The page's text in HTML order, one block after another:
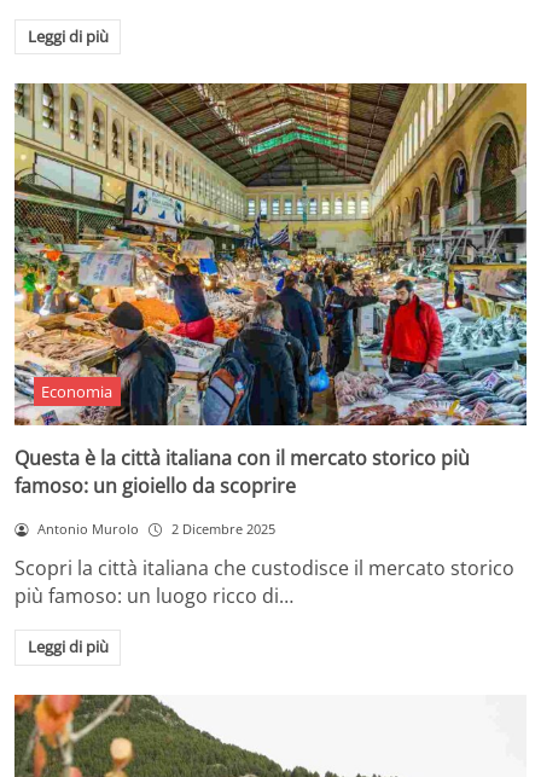
Leggi di più
Economia
Questa è la città italiana con il mercato storico più
famoso: un gioiello da scoprire
Antonio Murolo 2 Dicembre 2025
Scopri la città italiana che custodisce il mercato storico
più famoso: un luogo ricco di…
Leggi di più